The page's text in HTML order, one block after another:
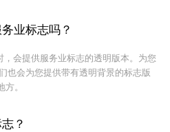
业标志吗？
会提供服务业标志的透明版本。为您
也会为您提供带有透明背景的标志版
。
？